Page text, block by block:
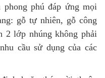
phong phú đáp ứng mọi
gỗ tự nhiên, gỗ công
2 lớp nhúng không phải
cầu sử dụng của các